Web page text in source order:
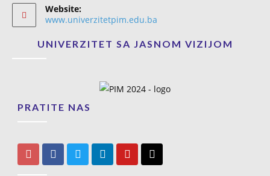
Website:
www.univerzitetpim.edu.ba
UNIVERZITET SA JASNOM VIZIJOM
PRATITE NAS